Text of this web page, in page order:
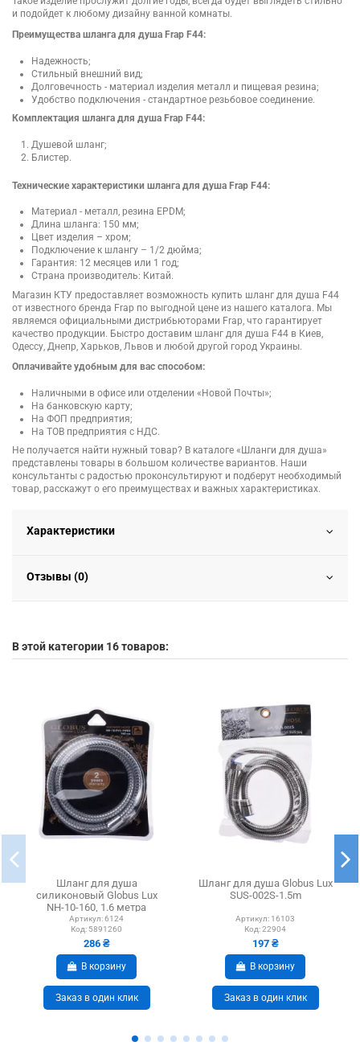
и подойдет к любому дизайну ванной комнаты.
Преимущества шланга для душа Frap F44:
Надежность;
Стильный внешний вид;
Долговечность - материал изделия металл и пищевая резина;
Удобство подключения - стандартное резьбовое соединение.
Комплектация шланга для душа Frap F44:
Душевой шланг;
Блистер.
Технические характеристики шланга для душа Frap F44:
Материал - металл, резина EPDM;
Длина шланга: 150 мм;
Цвет изделия – хром;
Подключение к шлангу – 1/2 дюйма;
Гарантия: 12 месяцев или 1 год;
Страна производитель: Китай.
Магазин КТУ предоставляет возможность купить шланг для душа F44
от известного бренда Frap по выгодной цене из нашего каталога. Мы
являемся официальными дистрибьюторами Frap, что гарантирует
качество продукции. Быстро доставим шланг для душа F44 в Киев,
Одессу, Днепр, Харьков, Львов и любой другой город Украины.
Оплачивайте удобным для вас способом:
Наличными в офисе или отделении «Новой Почты»;
На банковскую карту;
На ФОП предприятия;
На ТОВ предприятия с НДС.
Не получается найти нужный товар? В каталоге «Шланги для душа»
представлены товары в большом количестве вариантов. Наши
консультанты с радостью проконсультируют и подберут необходимый
товар, расскажут о его преимуществах и важных характеристиках.
Характеристики
Отзывы (0)
В этой категории 16 товаров:
Шланг для душа
силиконовый Globus Lux
NH-10-160, 1.6 метра
Артикул:6124
Код: 5891260
286 ₴
В корзину
Заказ в один клик
Шланг для душа Globus Lux
SUS-002S-1.5m
Артикул: 16103
Код:22904
197 ₴
В корзину
Заказ в один клик